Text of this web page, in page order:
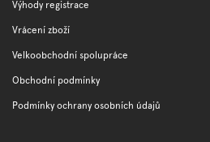
Výhody registrace
Vrácení zboží
Velkoobchodní spolupráce
Obchodní podmínky
Podmínky ochrany osobních údajů